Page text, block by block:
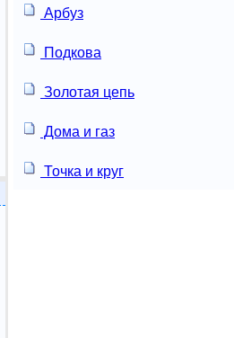
Арбуз
Подкова
Золотая цепь
Дома и газ
Точка и круг